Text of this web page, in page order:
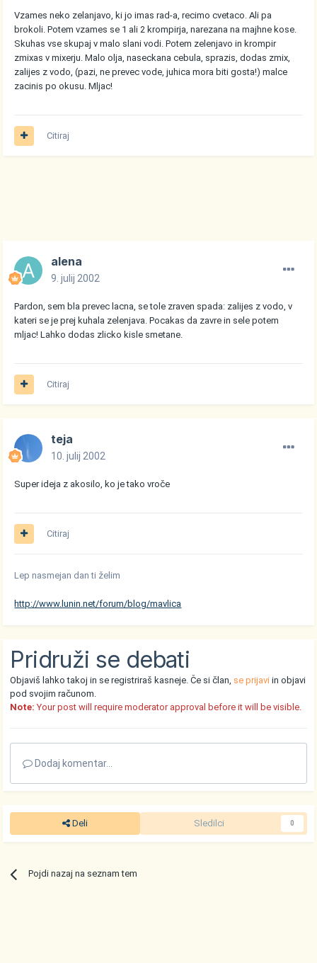
Vzames neko zelanjavo, ki jo imas rad-a, recimo cvetaco. Ali pa
brokoli. Potem vzames se 1 ali 2 krompirja, narezana na majhne kose.
Skuhas vse skupaj v malo slani vodi. Potem zelenjavo in krompir
zmixas v mixerju. Malo olja, naseckana cebula, sprazis, dodas zmix,
zalijes z vodo, (pazi, ne prevec vode, juhica mora biti gosta!) malce
zacinis po okusu. Mljac!
Citiraj
alena
9. julij 2002
Pardon, sem bla prevec lacna, se tole zraven spada: zalijes z vodo, v
kateri se je prej kuhala zelenjava. Pocakas da zavre in sele potem
mljac! Lahko dodas zlicko kisle smetane.
Citiraj
teja
10. julij 2002
Super ideja z akosilo, ko je tako vroče
Citiraj
Lep nasmejan dan ti želim
http://www.lunin.net/forum/blog/mavlica
Pridruži se debati
Objaviš lahko takoj in se registriraš kasneje. Če si član, se prijavi in objavi
pod svojim računom.
Note: Your post will require moderator approval before it will be visible.
Dodaj komentar...
Deli Sledilci 0
Pojdi nazaj na seznam tem